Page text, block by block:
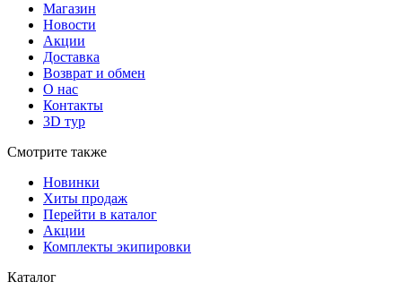
Магазин
Новости
Акции
Доставка
Возврат и обмен
О нас
Контакты
3D тур
Смотрите также
Новинки
Хиты продаж
Перейти в каталог
Акции
Комплекты экипировки
Каталог